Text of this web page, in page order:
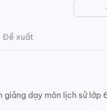
Đề xuất
dạy môn lịch sử lớp